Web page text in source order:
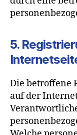
5.
Die betroffene
auf der